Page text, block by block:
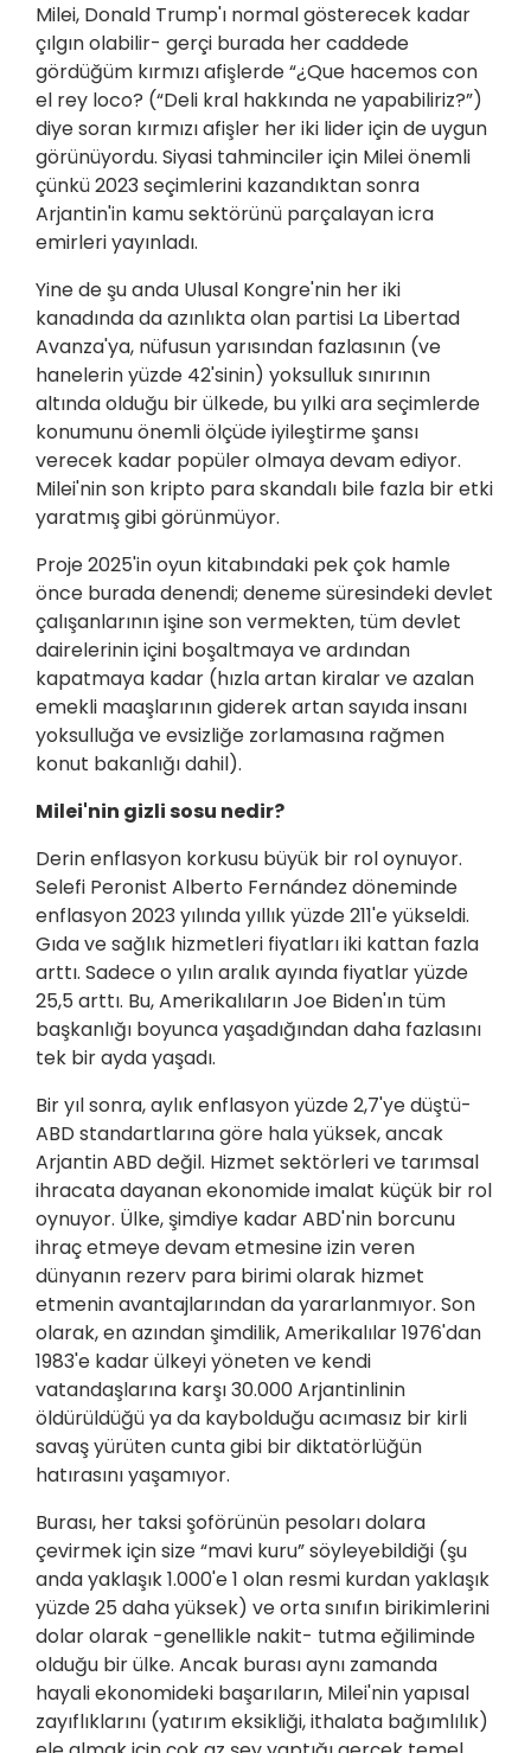
Milei, Donald Trump'ı normal gösterecek kadar
çılgın olabilir- gerçi burada her caddede
gördüğüm kırmızı afişlerde “¿Que hacemos con
el rey loco? (“Deli kral hakkında ne yapabiliriz?”)
diye soran kırmızı afişler her iki lider için de uygun
görünüyordu. Siyasi tahminciler için Milei önemli
çünkü 2023 seçimlerini kazandıktan sonra
Arjantin'in kamu sektörünü parçalayan icra
emirleri yayınladı.
Yine de şu anda Ulusal Kongre'nin her iki
kanadında da azınlıkta olan partisi La Libertad
Avanza'ya, nüfusun yarısından fazlasının (ve
hanelerin yüzde 42'sinin) yoksulluk sınırının
altında olduğu bir ülkede, bu yılki ara seçimlerde
konumunu önemli ölçüde iyileştirme şansı
verecek kadar popüler olmaya devam ediyor.
Milei'nin son kripto para skandalı bile fazla bir etki
yaratmış gibi görünmüyor.
Proje 2025'in oyun kitabındaki pek çok hamle
önce burada denendi; deneme süresindeki devlet
çalışanlarının işine son vermekten, tüm devlet
dairelerinin içini boşaltmaya ve ardından
kapatmaya kadar (hızla artan kiralar ve azalan
emekli maaşlarının giderek artan sayıda insanı
yoksulluğa ve evsizliğe zorlamasına rağmen
konut bakanlığı dahil).
Milei'nin gizli sosu nedir?
Derin enflasyon korkusu büyük bir rol oynuyor.
Selefi Peronist Alberto Fernández döneminde
enflasyon 2023 yılında yıllık yüzde 211'e yükseldi.
Gıda ve sağlık hizmetleri fiyatları iki kattan fazla
arttı. Sadece o yılın aralık ayında fiyatlar yüzde
25,5 arttı. Bu, Amerikalıların Joe Biden'ın tüm
başkanlığı boyunca yaşadığından daha fazlasını
tek bir ayda yaşadı.
Bir yıl sonra, aylık enflasyon yüzde 2,7'ye düştü-
ABD standartlarına göre hala yüksek, ancak
Arjantin ABD değil. Hizmet sektörleri ve tarımsal
ihracata dayanan ekonomide imalat küçük bir rol
oynuyor. Ülke, şimdiye kadar ABD'nin borcunu
ihraç etmeye devam etmesine izin veren
dünyanın rezerv para birimi olarak hizmet
etmenin avantajlarından da yararlanmıyor. Son
olarak, en azından şimdilik, Amerikalılar 1976'dan
1983'e kadar ülkeyi yöneten ve kendi
vatandaşlarına karşı 30.000 Arjantinlinin
öldürüldüğü ya da kaybolduğu acımasız bir kirli
savaş yürüten cunta gibi bir diktatörlüğün
hatırasını yaşamıyor.
Burası, her taksi şoförünün pesoları dolara
çevirmek için size “mavi kuru” söyleyebildiği (şu
anda yaklaşık 1.000'e 1 olan resmi kurdan yaklaşık
yüzde 25 daha yüksek) ve orta sınıfın birikimlerini
dolar olarak -genellikle nakit- tutma eğiliminde
olduğu bir ülke. Ancak burası aynı zamanda
hayali ekonomideki başarıların, Milei'nin yapısal
zayıflıklarını (yatırım eksikliği, ithalata bağımlılık)